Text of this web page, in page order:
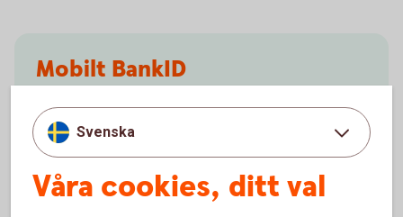
Mobilt BankID
Med Mobilt BankID kan du snabbt och säkert
legitimera dig digitalt, exempelvis när du ska
swisha, deklarera och logga in i vår app.
Mobilt BankID
Svenska
Våra cookies, ditt val